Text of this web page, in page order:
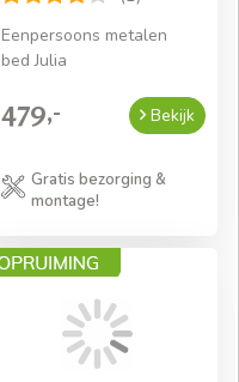
Eenpersoons metalen
bed Julia
479,- Bekijk
Gratis bezorging &
montage!